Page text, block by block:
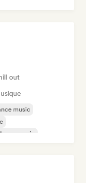
out
music
music